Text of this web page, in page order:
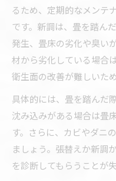
るため、定期的なメンテ
です。新調は、畳を踏ん
発生、畳床の劣化や臭い
材から劣化している場合
衛生面の改善が難しいた
具体的には、畳を踏んだ
沈み込みがある場合は畳
す。さらに、カビやダニ
ましょう。張替えか新調
を診断してもらうことが